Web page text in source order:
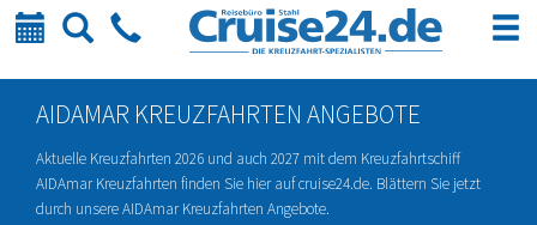
Kalender
SucheTelefon
AIDAMAR KREUZFAHRTEN ANGEBOTE
Aktuelle Kreuzfahrten 2026 und auch 2027 mit dem Kreuzfahrtschiff
AIDAmar Kreuzfahrten finden Sie hier auf cruise24.de. Blättern Sie jetzt
durch unsere AIDAmar Kreuzfahrten Angebote.